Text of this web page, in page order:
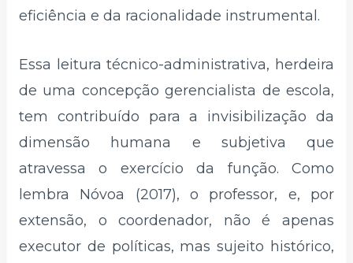
eficiência e da racionalidade instrumental.
Essa leitura técnico-administrativa, herdeira
de uma concepção gerencialista de escola,
tem contribuído para a invisibilização da
dimensão humana e subjetiva que
atravessa o exercício da função. Como
lembra Nóvoa (2017), o professor, e, por
extensão, o coordenador, não é apenas
executor de políticas, mas sujeito histórico,